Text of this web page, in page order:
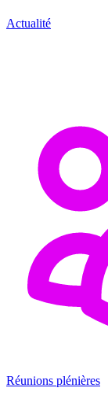
Actualité
Réunions plénières